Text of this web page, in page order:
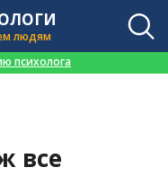
людям
психолога
все